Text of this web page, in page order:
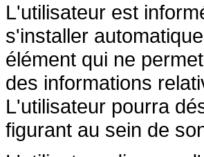
L'utilisateur est
s'installer
élément qui ne
des informations
L'utilisateur pourra
figurant au sein de